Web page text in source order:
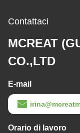
Contattaci
MCREAT
CO.,LTD
E-mail
Orario di lavoro